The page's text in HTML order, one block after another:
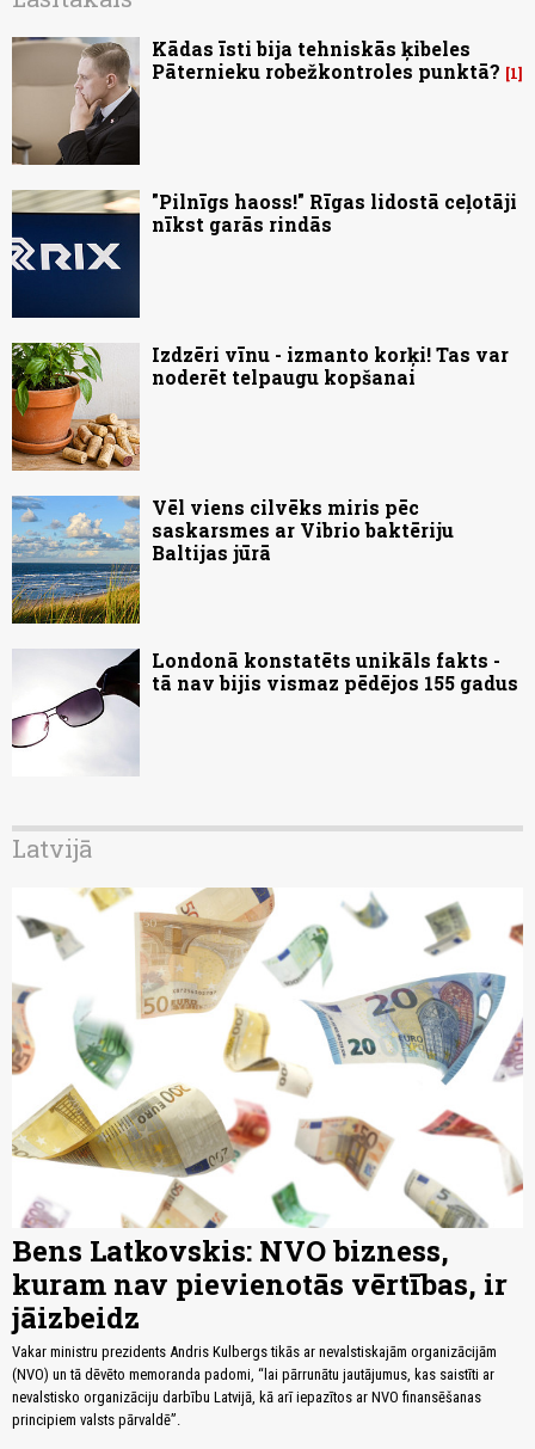
Kādas īsti bija tehniskās ķibeles
Pāternieku robežkontroles punktā?
1
"Pilnīgs haoss!" Rīgas lidostā ceļotāji
nīkst garās rindās
Izdzēri vīnu - izmanto korķi! Tas var
noderēt telpaugu kopšanai
Vēl viens cilvēks miris pēc
saskarsmes ar Vibrio baktēriju
Baltijas jūrā
Londonā konstatēts unikāls fakts -
tā nav bijis vismaz pēdējos 155 gadus
Latvijā
Bens Latkovskis: NVO bizness,
kuram nav pievienotās vērtības, ir
jāizbeidz
Vakar ministru prezidents Andris Kulbergs tikās ar nevalstiskajām organizācijām
(NVO) un tā dēvēto memoranda padomi, “lai pārrunātu jautājumus, kas saistīti ar
nevalstisko organizāciju darbību Latvijā, kā arī iepazītos ar NVO finansēšanas
principiem valsts pārvaldē”.